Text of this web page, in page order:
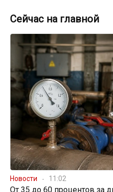
Сейчас на главной
Новости 11:02
От 35 до 60 процентов за